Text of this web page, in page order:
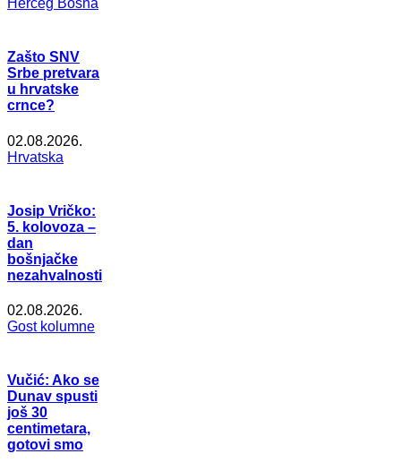
Herceg Bosna
Zašto SNV
Srbe pretvara
u hrvatske
crnce?
02.08.2026.
Hrvatska
Josip Vričko:
5. kolovoza –
dan
bošnjačke
nezahvalnosti
02.08.2026.
Gost kolumne
Vučić: Ako se
Dunav spusti
još 30
centimetara,
gotovi smo